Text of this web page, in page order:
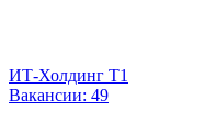
ИТ-Холдинг Т1
Вакансии: 49